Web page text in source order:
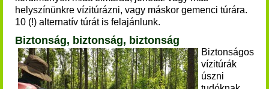
helyszínünkre vízitúrázni, vagy máskor gemenci túrára.
10 (!) alternatív túrát is felajánlunk.
Biztonság, biztonság, biztonság
Biztonságos
vízitúrák
úszni